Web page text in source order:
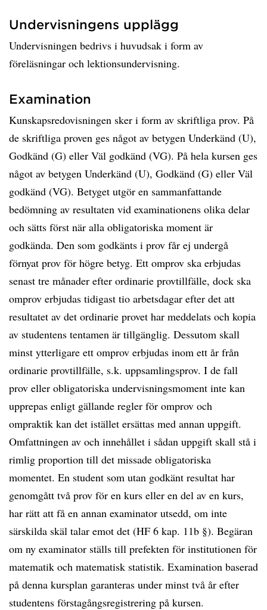
Undervisningens upplägg
Undervisningen bedrivs i huvudsak i form av
föreläsningar och lektionsundervisning.
Examination
Kunskapsredovisningen sker i form av skriftliga prov. På
de skriftliga proven ges något av betygen Underkänd (U),
Godkänd (G) eller Väl godkänd (VG). På hela kursen ges
något av betygen Underkänd (U), Godkänd (G) eller Väl
godkänd (VG). Betyget utgör en sammanfattande
bedömning av resultaten vid examinationens olika delar
och sätts först när alla obligatoriska moment är
godkända. Den som godkänts i prov får ej undergå
förnyat prov för högre betyg. Ett omprov ska erbjudas
senast tre månader efter ordinarie provtillfälle, dock ska
omprov erbjudas tidigast tio arbetsdagar efter det att
resultatet av det ordinarie provet har meddelats och kopia
av studentens tentamen är tillgänglig. Dessutom skall
minst ytterligare ett omprov erbjudas inom ett år från
ordinarie provtillfälle, s.k. uppsamlingsprov. I de fall
prov eller obligatoriska undervisningsmoment inte kan
upprepas enligt gällande regler för omprov och
ompraktik kan det istället ersättas med annan uppgift.
Omfattningen av och innehållet i sådan uppgift skall stå i
rimlig proportion till det missade obligatoriska
momentet. En student som utan godkänt resultat har
genomgått två prov för en kurs eller en del av en kurs,
har rätt att få en annan examinator utsedd, om inte
särskilda skäl talar emot det (HF 6 kap. 11b §). Begäran
om ny examinator ställs till prefekten för institutionen för
matematik och matematisk statistik. Examination baserad
på denna kursplan garanteras under minst två år efter
studentens förstagångsregistrering på kursen.